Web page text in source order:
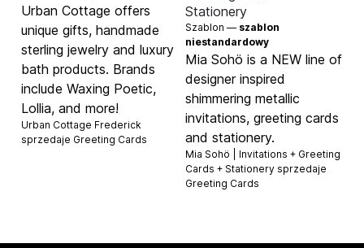
Urban Cottage offers
unique gifts, handmade
sterling jewelry and luxury
bath products. Brands
include Waxing Poetic,
Lollia, and more!
Urban Cottage Frederick
sprzedaje Greeting Cards
Stationery
Szablon — szablon
niestandardowy
Mia Sohö is a NEW line of
designer inspired
shimmering metallic
invitations, greeting cards
and stationery.
Mia Sohö | Invitations + Greeting
Cards + Stationery sprzedaje
Greeting Cards